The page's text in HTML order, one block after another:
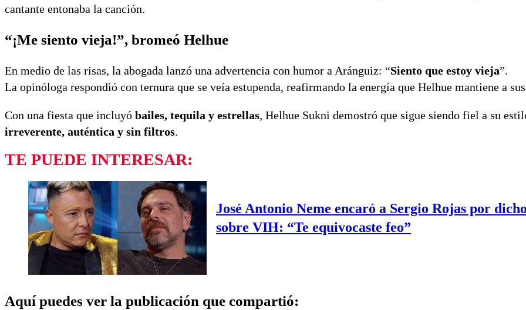
cantante entonaba la canción.
“¡Me siento vieja!”, bromeó Helhue
En medio de las risas, la abogada lanzó una advertencia con humor a Aránguiz: “Siento que estoy vieja”.
La opinóloga respondió con ternura que se veía estupenda, reafirmando la energía que Helhue mantiene a
Con una fiesta que incluyó bailes, tequila y estrellas, Helhue Sukni demostró que sigue siendo fiel a su
irreverente, auténtica y sin filtros.
TE PUEDE INTERESAR:
José Antonio Neme encaró a Sergio Rojas por
sobre VIH: “Te equivocaste feo”
Aquí puedes ver la publicación que compartió: